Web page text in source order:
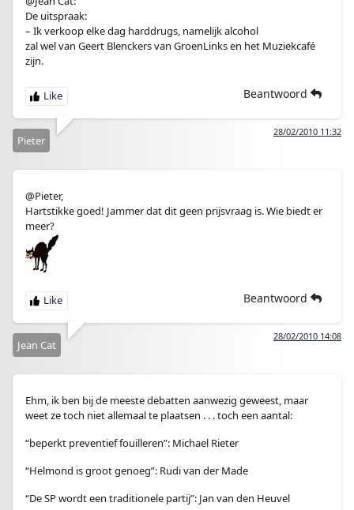
De uitspraak:
– Ik verkoop elke dag harddrugs, namelijk alcohol
zal wel van Geert Blenckers van GroenLinks en het Muziekcafé
zijn.
Beantwoord
28/02/2010 11:32
Pieter
@Pieter,
Hartstikke goed! Jammer dat dit geen prijsvraag is. Wie biedt er
meer?
Beantwoord
28/02/2010 14:08
Jean Cat
Ehm, ik ben bij de meeste debatten aanwezig geweest, maar
weet ze toch niet allemaal te plaatsen . . . toch een aantal:
“beperkt preventief fouilleren”: Michael Rieter
“Helmond is groot genoeg”: Rudi van der Made
“De SP wordt een traditionele partij”: Jan van den Heuvel